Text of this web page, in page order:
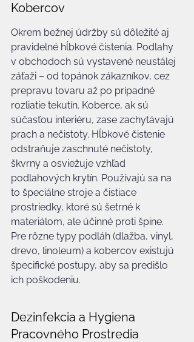
Kobercov
Okrem bežnej údržby sú dôležité aj
pravidelné hĺbkové čistenia. Podlahy
v obchodoch sú vystavené neustálej
záťaži – od topánok zákazníkov, cez
prepravu tovaru až po prípadné
rozliatie tekutín. Koberce, ak sú
súčasťou interiéru, zase zachytávajú
prach a nečistoty. Hĺbkové čistenie
odstraňuje zaschnuté nečistoty,
škvrny a osviežuje vzhľad
podlahových krytín. Používajú sa na
to špeciálne stroje a čistiace
prostriedky, ktoré sú šetrné k
materiálom, ale účinné proti špine.
Pre rôzne typy podláh (dlažba, vinyl,
drevo, linoleum) a kobercov existujú
špecifické postupy, aby sa predišlo
ich poškodeniu.
Dezinfekcia a Hygiena
Pracovného Prostredia